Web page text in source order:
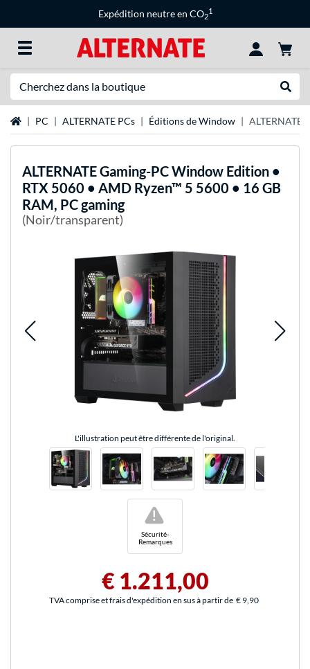
Expédition neutre en CO2
1
Page d'accueil
PC ALTERNATE PCs Éditions de Window ALTERNATE
ALTERNATEGaming-PC Window Edition •
RTX 5060 • AMD Ryzen™ 5 5600 • 16 GB
RAM, PC gaming
(Noir/transparent)
L'illustration peut être différente de l'original.
Sécurité-
Remarques
!
€ 1.211,00
TVA comprise et frais d'expédition en sus à partir de € 9,90